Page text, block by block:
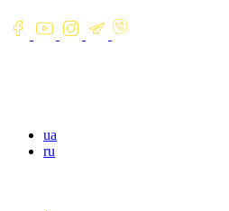
ua
ru